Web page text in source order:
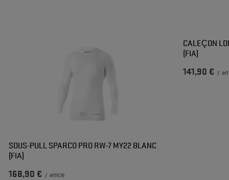
SOUS-PULL SPARCO PRO RW-7 MY22 BLANC
(FIA)
168,90 € / article
CALEÇON
(FIA)
141,90 € /